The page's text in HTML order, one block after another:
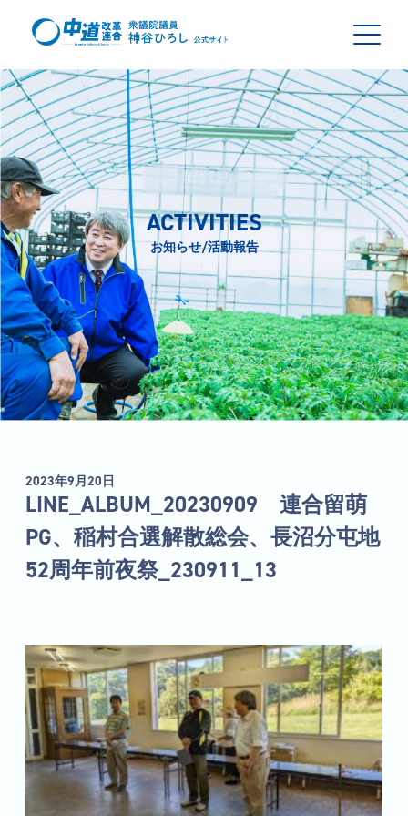
ACTIVITIES
お知らせ/活動報告
2023年9月20日
LINE_ALBUM_20230909 連合留萌
PG、稲村合選解散総会、長沼分屯地
52周年前夜祭_230911_13